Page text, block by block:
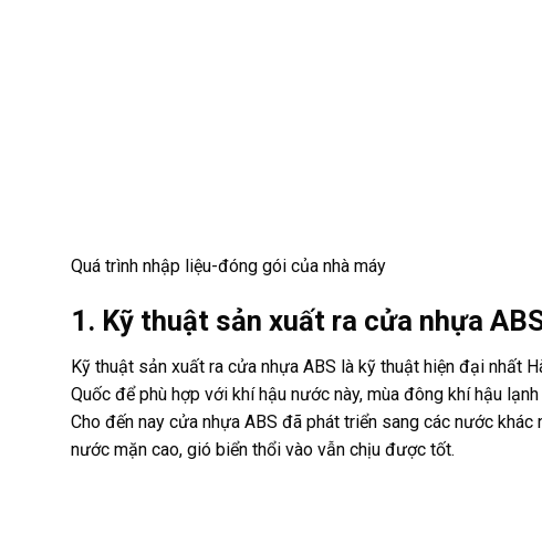
Quá trình nhập liệu-đóng gói của nhà máy
1. Kỹ thuật sản xuất ra cửa nhựa
Kỹ thuật sản xuất ra cửa nhựa ABS là kỹ thuật hiện đại nhất
Quốc để phù hợp với khí hậu nước này, mùa đông khí hậu
Cho đến nay cửa nhựa ABS đã phát triển sang các nước
nước mặn cao, gió biển thổi vào vẫn chịu được tốt.